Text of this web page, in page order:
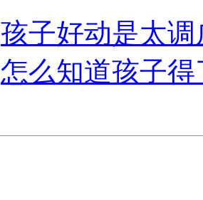
孩子好动是太
怎么知道孩子